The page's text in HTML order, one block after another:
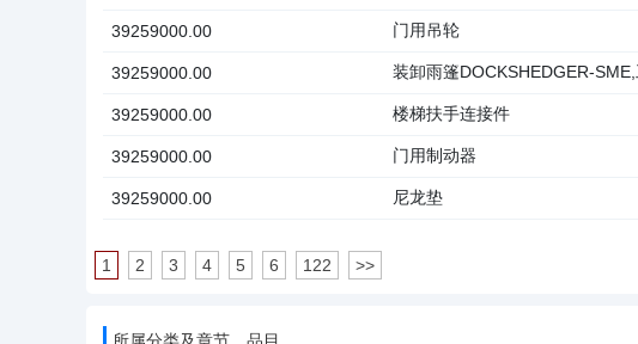
39259000.00 门用吊轮
39259000.00 装卸雨篷DOCKSHEDGER-SME,
39259000.00 楼梯扶手连接件
39259000.00 门用制动器
39259000.00 尼龙垫
1 2 3 4 5 6 122 >>
所属分类及章节、品目